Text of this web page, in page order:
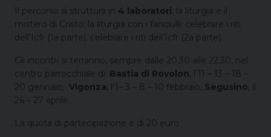
Il percorso si struttura in 4 laboratori : la liturgia e il
mistero di Cristo; la liturgia con i fanciulli; celebrare i riti
dell’Icfr (1a parte); celebrare i riti dell’Icfr (2a parte).
Gli incontri si terranno, sempre dalle 20.30 alle 22.30, nel
centro parrocchiale di: Bastia di Rovolon , l’11 – 13 – 18 –
20 gennaio; Vigonza , l’1– 3 – 8 – 10 febbraio; Segusino , il
26 – 27 aprile.
La quota di partecipazione è di 20 euro